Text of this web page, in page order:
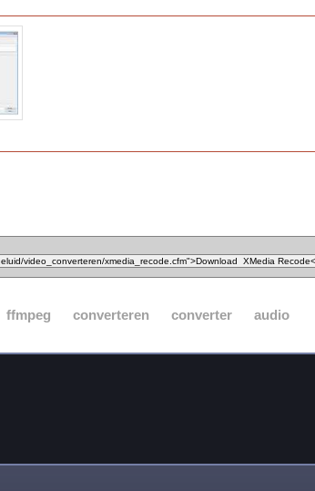
ffmpeg converteren converter audio